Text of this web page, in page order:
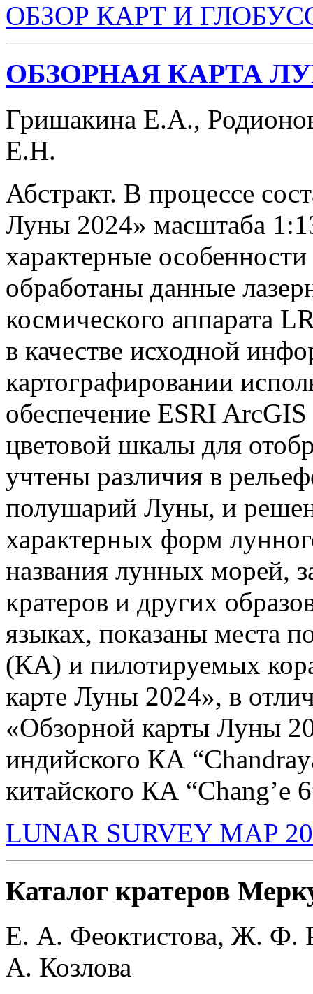
ОБЗОР КАРТ И
ОБЗОРНАЯ КАРТА
Гришакина Е.А.,
Е.Н.
Абстракт. В процессе
Луны 2024» масштаба
характерные
обработаны данные
космического аппарата
в качестве исходной
картографировании
обеспечение ESRI
цветовой шкалы для
учтены различия в
полушарий Луны, и
характерных форм
названия лунных морей,
кратеров и других
языках, показаны места
(КА) и пилотируемых
карте Луны 2024», в
«Обзорной карты Луны
индийского КА
китайского КА “Chang’e
LUNAR SURVEY MAP
Каталог кратеров
Е. А. Феоктистова, Ж. Ф.
А. Козлова